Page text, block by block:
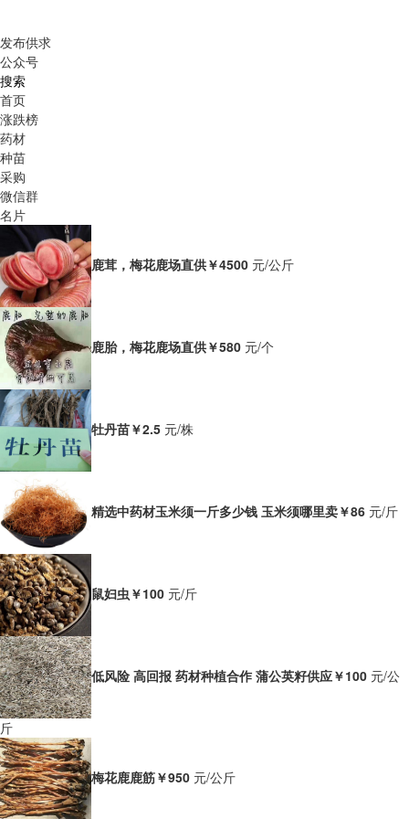
发布供求
公众号
搜索
首页
涨跌榜
药材
种苗
采购
微信群
名片
鹿茸，梅花鹿场直供￥4500 元/公斤
鹿胎，梅花鹿场直供￥580 元/个
牡丹苗￥2.5 元/株
精选中药材玉米须一斤多少钱 玉米须哪里卖￥86 元/斤
鼠妇虫 ￥100 元/斤
低风险 高回报 药材种植合作 蒲公英籽供应￥100 元/公
斤
梅花鹿鹿筋￥950 元/公斤